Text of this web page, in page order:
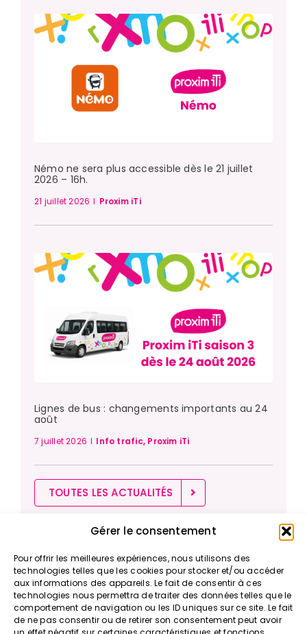
Gérer le consentement
Pour offrir les meilleures expériences, nous utilisons des
technologies telles que les cookies pour stocker et/ou accéder
aux informations des appareils. Le fait de consentir à ces
technologies nous permettra de traiter des données telles que le
comportement de navigation ou les ID uniques sur ce site. Le fait
de ne pas consentir ou de retirer son consentement peut avoir
Némo ne sera plus accessible dès le 21 juillet
2026 – 16h.
21 juillet 2026 I Proxim iTi
Lignes de bus : changements importants au 24
août
7 juillet 2026 I Info trafic, Proxim iTi
TOUTES LES ACTUALITÉS
>Vos déplacements
> Tarifs & Abonnements
> Nos actualités
> Nos solutions